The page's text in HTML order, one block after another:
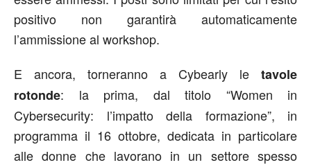
positivo non garantirà automaticamente
l’ammissione al workshop.
E ancora, torneranno a Cybearly le tavole
rotonde: la prima, dal titolo “Women in
Cybersecurity: l’impatto della formazione”, in
programma il 16 ottobre, dedicata in particolare
alle donne che lavorano in un settore spesso